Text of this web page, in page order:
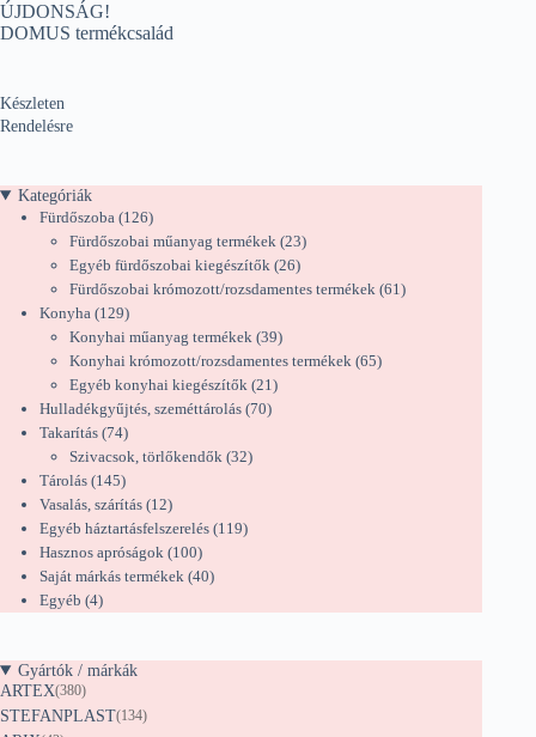
ÚJDONSÁG!
DOMUS termékcsalád
Készleten
Rendelésre
Kategóriák
Fürdőszoba 126126
termék
Fürdőszobai műanyag termékek 2323
termék
Egyéb fürdőszobai kiegészítők 2626
termék
Fürdőszobai krómozott/rozsdamentes termékek 6161
Konyha 129129
termék
Konyhai műanyag termékek 3939
termék
Konyhai krómozott/rozsdamentes termékek 6565
Egyéb konyhai kiegészítők 2121
termék
Hulladékgyűjtés, szeméttárolás 7070
Takarítás 7474
termék
Szivacsok, törlőkendők 3232
Tárolás 145145
termék
Vasalás, szárítás 1212
termék
Egyéb háztartásfelszerelés 119119
Hasznos apróságok 100100
termék
Saját márkás termékek 4040
Egyéb 44
Gyártók / márkák
ARTEX(380)
STEFANPLAST(134)